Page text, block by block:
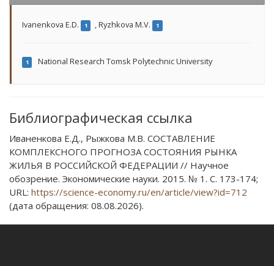
Ivanenkova E.D. 1 ,Ryzhkova М.V. 1
1 National Research Tomsk Polytechnic University
Библиографическая ссылка
Иваненкова Е.Д., Рыжкова М.В. СОСТАВЛЕНИЕ
КОМПЛЕКСНОГО ПРОГНОЗА СОСТОЯНИЯ РЫНКА
ЖИЛЬЯ В РОССИЙСКОЙ ФЕДЕРАЦИИ // Научное
обозрение. Экономические науки. 2015. № 1. С. 173-174;
URL: https://science-economy.ru/en/article/view?id=712
(дата обращения: 08.08.2026).